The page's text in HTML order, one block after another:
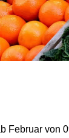
Februar von